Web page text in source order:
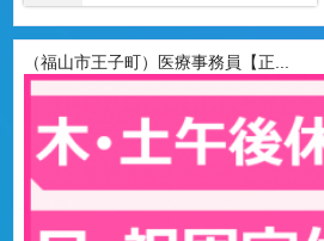
（福山市王子町）医療事務員【正...